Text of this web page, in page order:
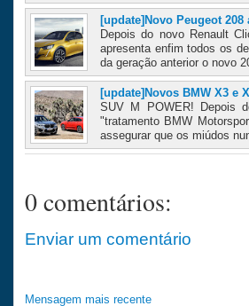
[update]Novo Peugeot
Depois do novo Renault
apresenta enfim todos os
da geração anterior o novo
[update]Novos BMW X3 e
SUV M POWER! Depois
"tratamento BMW
assegurar que os miúdos
0 comentários:
Enviar um comentário
Mensagem mais recente